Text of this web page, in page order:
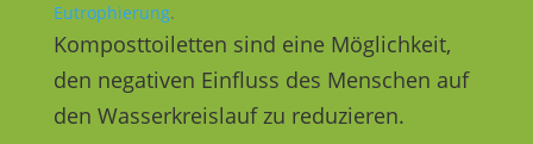
Eutrophierung.
Komposttoiletten sind eine Möglichkeit,
den negativen Einfluss des Menschen auf
den Wasserkreislauf zu reduzieren.